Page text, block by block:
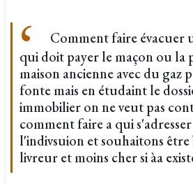
Comment faire évacuer
qui doit payer le maçon ou la
maison ancienne avec du
fonte mais en étudaint le
immobilier on ne veut pas
comment faire a qui
l'indivsuion et souhaitons
livreur et moins cher si àa